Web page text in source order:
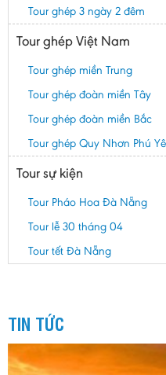
Tour ghép 3 ngày 2 đêm
Tour ghép Việt Nam
Tour ghép miền Trung
Tour ghép đoàn miền Tây
Tour ghép đoàn miền Bắc
Tour ghép Quy Nhơn Phú
Tour sự kiện
Tour Pháo Hoa Đà Nẵng
Tour lễ 30 tháng 04
Tour tết Đà Nẵng
TIN TỨC